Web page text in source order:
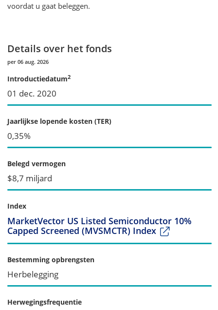
voordat u gaat beleggen.
Details over het fonds
per 06 aug. 2026
Introductiedatum2
01 dec. 2020
Jaarlijkse lopende kosten (TER)
0,35%
Belegd vermogen
$8,7 miljard
Index
MarketVector US Listed Semiconductor 10%
Capped Screened (MVSMCTR) Index
Bestemming opbrengsten
Herbelegging
Herwegingsfrequentie